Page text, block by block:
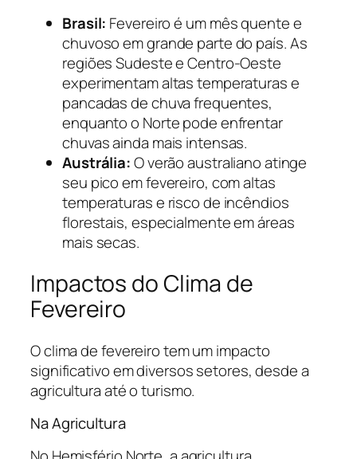
Brasil: Fevereiro é um mês quente e
chuvoso em grande parte do país. As
regiões Sudeste e Centro-Oeste
experimentam altas temperaturas e
pancadas de chuva frequentes,
enquanto o Norte pode enfrentar
chuvas ainda mais intensas.
Austrália:O verão australiano atinge
seu pico em fevereiro, com altas
temperaturas e risco de incêndios
florestais, especialmente em áreas
mais secas.
Impactos do Clima de
Fevereiro
O clima de fevereiro tem um impacto
significativo em diversos setores, desde a
agricultura até o turismo.
Na Agricultura